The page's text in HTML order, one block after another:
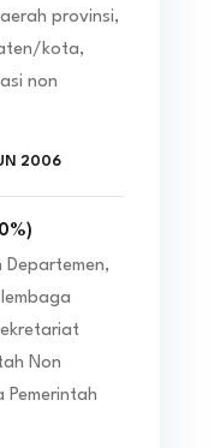
provinsi,
kota,
non
2006
%)
Departemen,
Non
Pemerintah